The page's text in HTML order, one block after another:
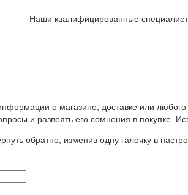
Наши квалифицированные
о магазине, доставке или любого
и развеять его сомнения в покупке.
обратно, изменив одну галочку в